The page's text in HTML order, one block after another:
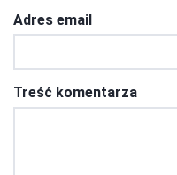
Adres email
Treść komentarza